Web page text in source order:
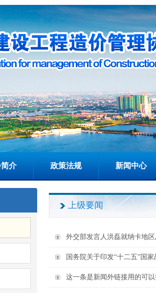
介 政策法规 新闻中心
上级要闻
外交部发言人洪磊就纳卡地
国务院关于印发“十二五”国
这一条是新闻外链接用的可